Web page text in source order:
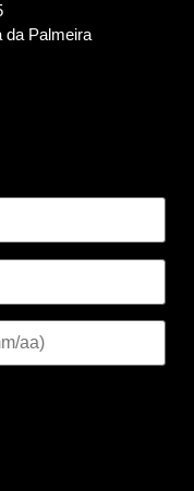
da Palmeira